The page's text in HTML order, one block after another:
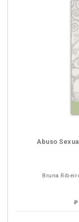
Abuso
Bruna